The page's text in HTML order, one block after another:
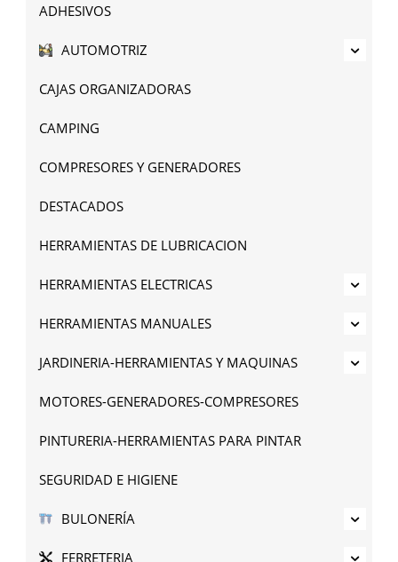
ADHESIVOS
AUTOMOTRIZ
CAJAS ORGANIZADORAS
CAMPING
COMPRESORES Y GENERADORES
DESTACADOS
HERRAMIENTAS DE LUBRICACION
HERRAMIENTAS ELECTRICAS
HERRAMIENTAS MANUALES
JARDINERIA-HERRAMIENTAS Y MAQUINAS
MOTORES-GENERADORES-COMPRESORES
PINTURERIA-HERRAMIENTAS PARA PINTAR
SEGURIDAD E HIGIENE
BULONERÍA
FERRETERIA